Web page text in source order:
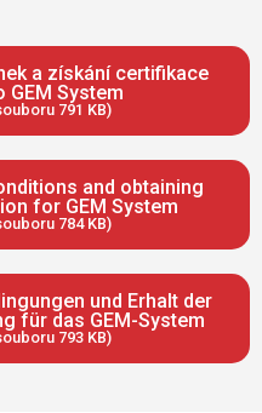
a získání certifikace
GEM System
791 KB)
and obtaining
for GEM System
784 KB)
und Erhalt der
für das GEM-System
793 KB)